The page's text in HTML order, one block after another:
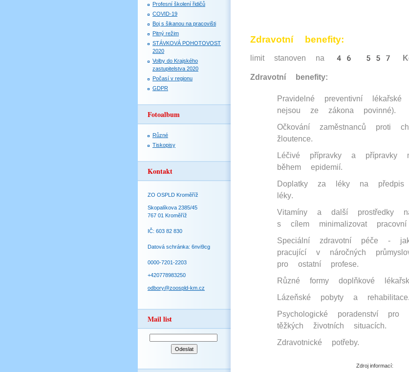
Zdravotní benefity:
limit stanoven na 46 557
Zdravotní benefity:
Pravidelné preventivní
nejsou ze zákona povinné)​.
Očkování zaměstnanců proti
žloutence​.
Léčivé přípravky a přípravky
během epidemií.
Doplatky za léky na
léky​.
Vitamíny a další prostředky
s cílem minimalizovat pracovní
Speciální zdravotní péče -
pracující v náročných
pro ostatní profese​.
Různé formy doplňkové
Lázeňské pobyty a rehabilitace​.
Psychologické poradenství pro
těžkých životních situacích.
Zdravotnické potřeby.
Zdroj informací:
Profesní školení řidičů
COVID-19
Boj s šikanou na pracovišti
Pitný režim
STÁVKOVÁ POHOTOVOST
2020
Volby do Krajského
zastupitelstva 2020
Počasí v regionu
GDPR
Fotoalbum
Různé
Tiskopisy
Kontakt
ZO OSPLD Kroměříž
Skopalíkova 2385/45
767 01 Kroměříž
IČ: 603 82 830
Datová schránka: 6nvi9cg
0000-7201-2203
+420778983250
odbory@zoospld-km.cz
Mail list